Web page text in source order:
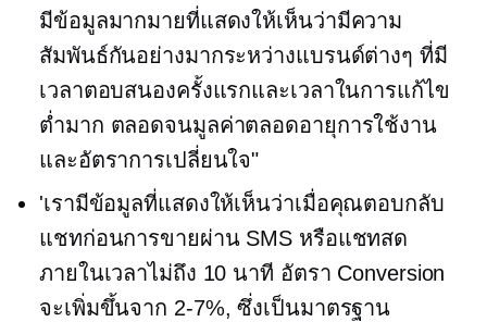
มีข้อมูลมากมายที่แสดงให้เห็นว่ามีความ
สัมพันธ์กันอย่างมากระหว่างแบรนด์ต่างๆ ที่มี
เวลาตอบสนองครั้งแรกและเวลาในการแก้ไข
ต่ำมาก ตลอดจนมูลค่าตลอดอายุการใช้งาน
และอัตราการเปลี่ยนใจ"
'เรามีข้อมูลที่แสดงให้เห็นว่าเมื่อคุณตอบกลับ
แชทก่อนการขายผ่าน SMS หรือแชทสด
ภายในเวลาไม่ถึง 10 นาที อัตรา Conversion
จะเพิ่มขึ้นจาก 2-7%, ซึ่งเป็นมาตรฐาน